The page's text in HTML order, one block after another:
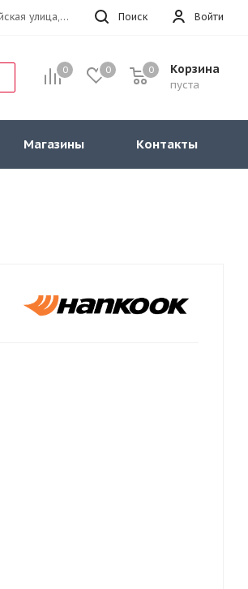
Войти
Поиск
г.Москва, Верхняя Первомайская улица, 47к11 офис 214
0 0 Корзина
пуста
0
Магазины Контакты